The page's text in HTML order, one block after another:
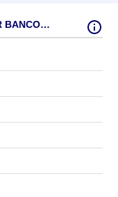
Fundamentale Kennzahlen FIVE STAR BANCORP O.N.